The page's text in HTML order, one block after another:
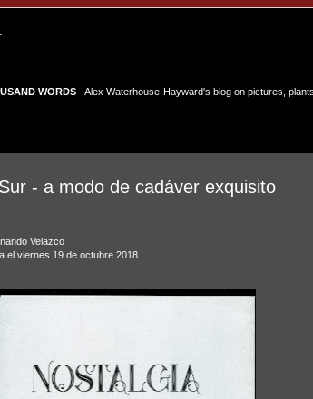
WORDS- Alex Waterhouse-Hayward's blog on pictures,
- a modo de cadáver exquisito
Velazco
el viernes 19 de octubre 2018